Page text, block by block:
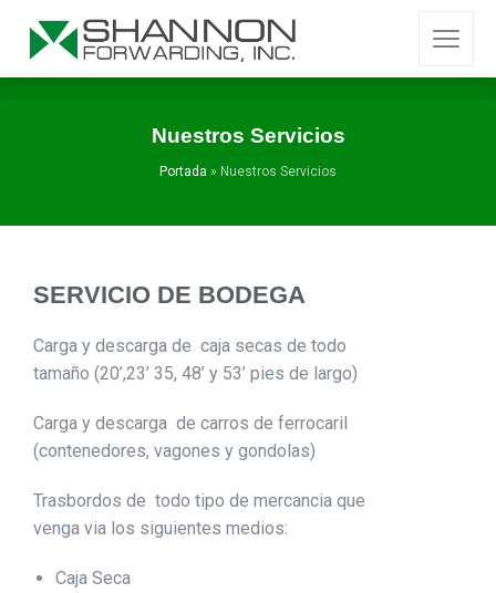
Nuestros Servicios
Portada » Nuestros Servicios
SERVICIO DE BODEGA
Carga y descarga de caja secas de todo
tamaño (20’,23’ 35, 48’ y 53’ pies de largo)
Carga y descarga de carros de ferrocaril
(contenedores, vagones y gondolas)
Trasbordos de todo tipo de mercancia que
venga via los siguientes medios:
Caja Seca